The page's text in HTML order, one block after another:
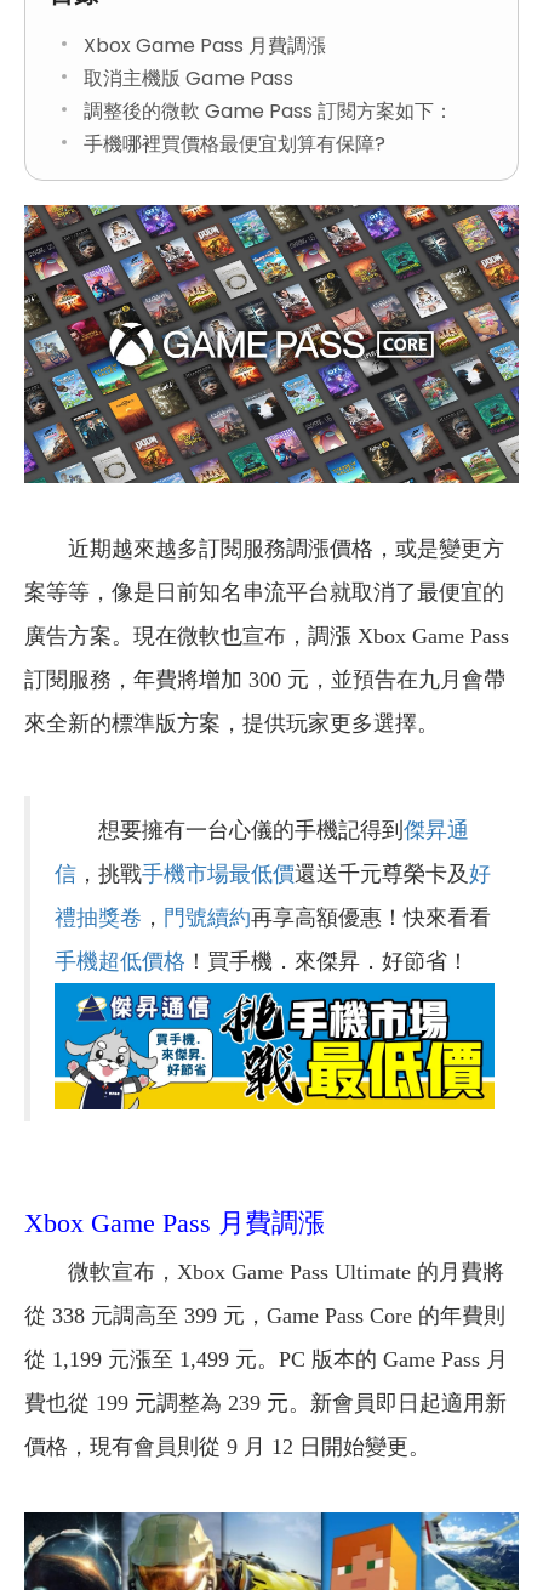
Xbox Game Pass 月費調漲
取消主機版 Game Pass
調整後的微軟 Game Pass 訂閱方案如下：
手機哪裡買價格最便宜划算有保障?
近期越來越多訂閱服務調漲價格，或是變更方
案等等，像是日前知名串流平台就取消了最便宜的
廣告方案。現在微軟也宣布，調漲 Xbox Game Pass
訂閱服務，年費將增加 300 元，並預告在九月會帶
來全新的標準版方案，提供玩家更多選擇。
想要擁有一台心儀的手機記得到 傑昇通
信 ，挑戰手機市場最低價還送千元尊榮卡及好
禮抽獎卷 ， 門號續約再享高額優惠！快來看看
手機超低價格 ！買手機．來傑昇．好節省！
Xbox Game Pass 月費調漲
微軟宣布，Xbox Game Pass Ultimate 的月費將
從 338 元調高至 399 元，Game Pass Core 的年費則
從 1,199 元漲至 1,499 元。PC 版本的 Game Pass 月
費也從 199 元調整為 239 元。新會員即日起適用新
價格，現有會員則從 9 月 12 日開始變更。